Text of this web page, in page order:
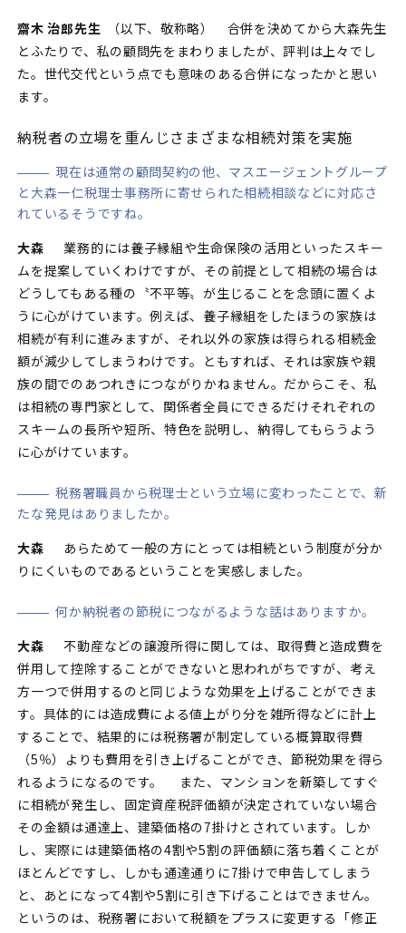
齋木 治郎先生
（以下、敬称略） 合併を決めてから大森先生
とふたりで、私の顧問先をまわりましたが、評判は上々でし
た。世代交代という点でも意味のある合併になったかと思い
ます。
納税者の立場を重んじさまざまな相続対策を実施
現在は通常の顧問契約の他、マスエージェントグループ
と大森一仁税理士事務所に寄せられた相続相談などに対応さ
れているそうですね。
大森
業務的には養子縁組や生命保険の活用といったスキー
ムを提案していくわけですが、その前提として相続の場合は
どうしてもある種の〝不平等〟が生じることを念頭に置くよ
うに心がけています。例えば、養子縁組をしたほうの家族は
相続が有利に進みますが、それ以外の家族は得られる相続金
額が減少してしまうわけです。ともすれば、それは家族や親
族の間でのあつれきにつながりかねません。だからこそ、私
は相続の専門家として、関係者全員にできるだけそれぞれの
スキームの長所や短所、特色を説明し、納得してもらうよう
に心がけています。
税務署職員から税理士という立場に変わったことで、新
たな発見はありましたか。
大森
あらためて一般の方にとっては相続という制度が分か
りにくいものであるということを実感しました。
何か納税者の節税につながるような話はありますか。
大森
不動産などの譲渡所得に関しては、取得費と造成費を
併用して控除することができないと思われがちですが、考え
方一つで併用するのと同じような効果を上げることができま
す。具体的には造成費による値上がり分を雑所得などに計上
することで、結果的には税務署が制定している概算取得費
（5％）よりも費用を引き上げることができ、節税効果を得ら
れるようになるのです。 また、マンションを新築してすぐ
に相続が発生し、固定資産税評価額が決定されていない場合
その金額は通達上、建築価格の7掛けとされています。しか
し、実際には建築価格の4割や5割の評価額に落ち着くことが
ほとんどですし、しかも通達通りに7掛けで申告してしまう
と、あとになって4割や5割に引き下げることはできません。
というのは、税務署において税額をプラスに変更する「修正